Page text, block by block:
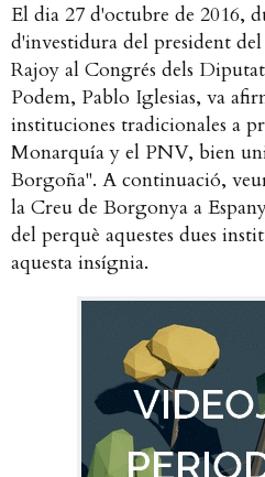
El dia 27 d'octubre de 2016,
d'investidura del president
Rajoy al Congrés dels
Podem, Pablo Iglesias, va
instituciones tradicionales a
Monarquía y el PNV, bien
Borgoña". A continuació,
la Creu de Borgonya a
del perquè aquestes dues
aquesta insígnia.